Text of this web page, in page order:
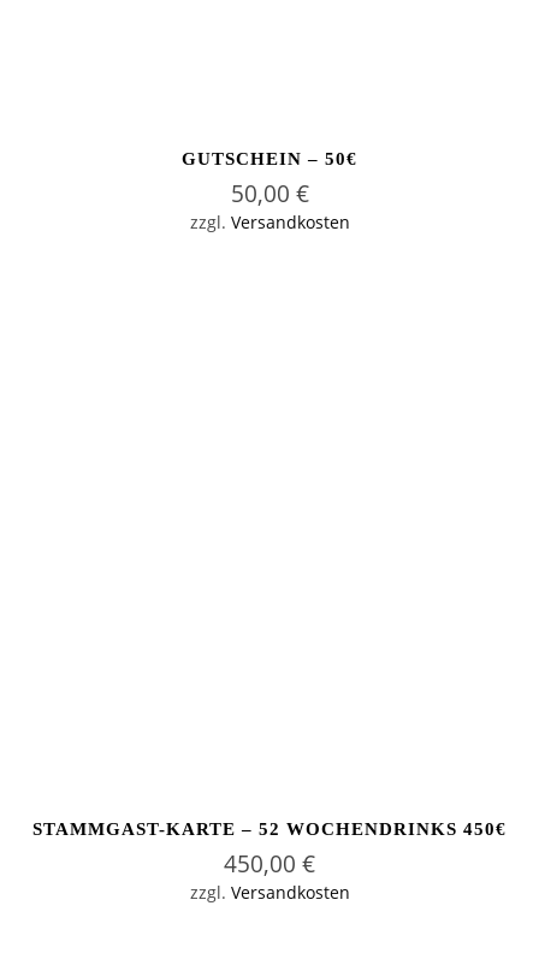
GUTSCHEIN – 50€
50,00 €
zzgl. Versandkosten
STAMMGAST-KARTE – 52 WOCHENDRINKS 450€
450,00 €
zzgl. Versandkosten